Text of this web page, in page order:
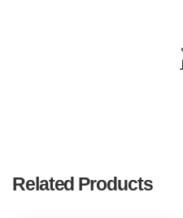
Related Products